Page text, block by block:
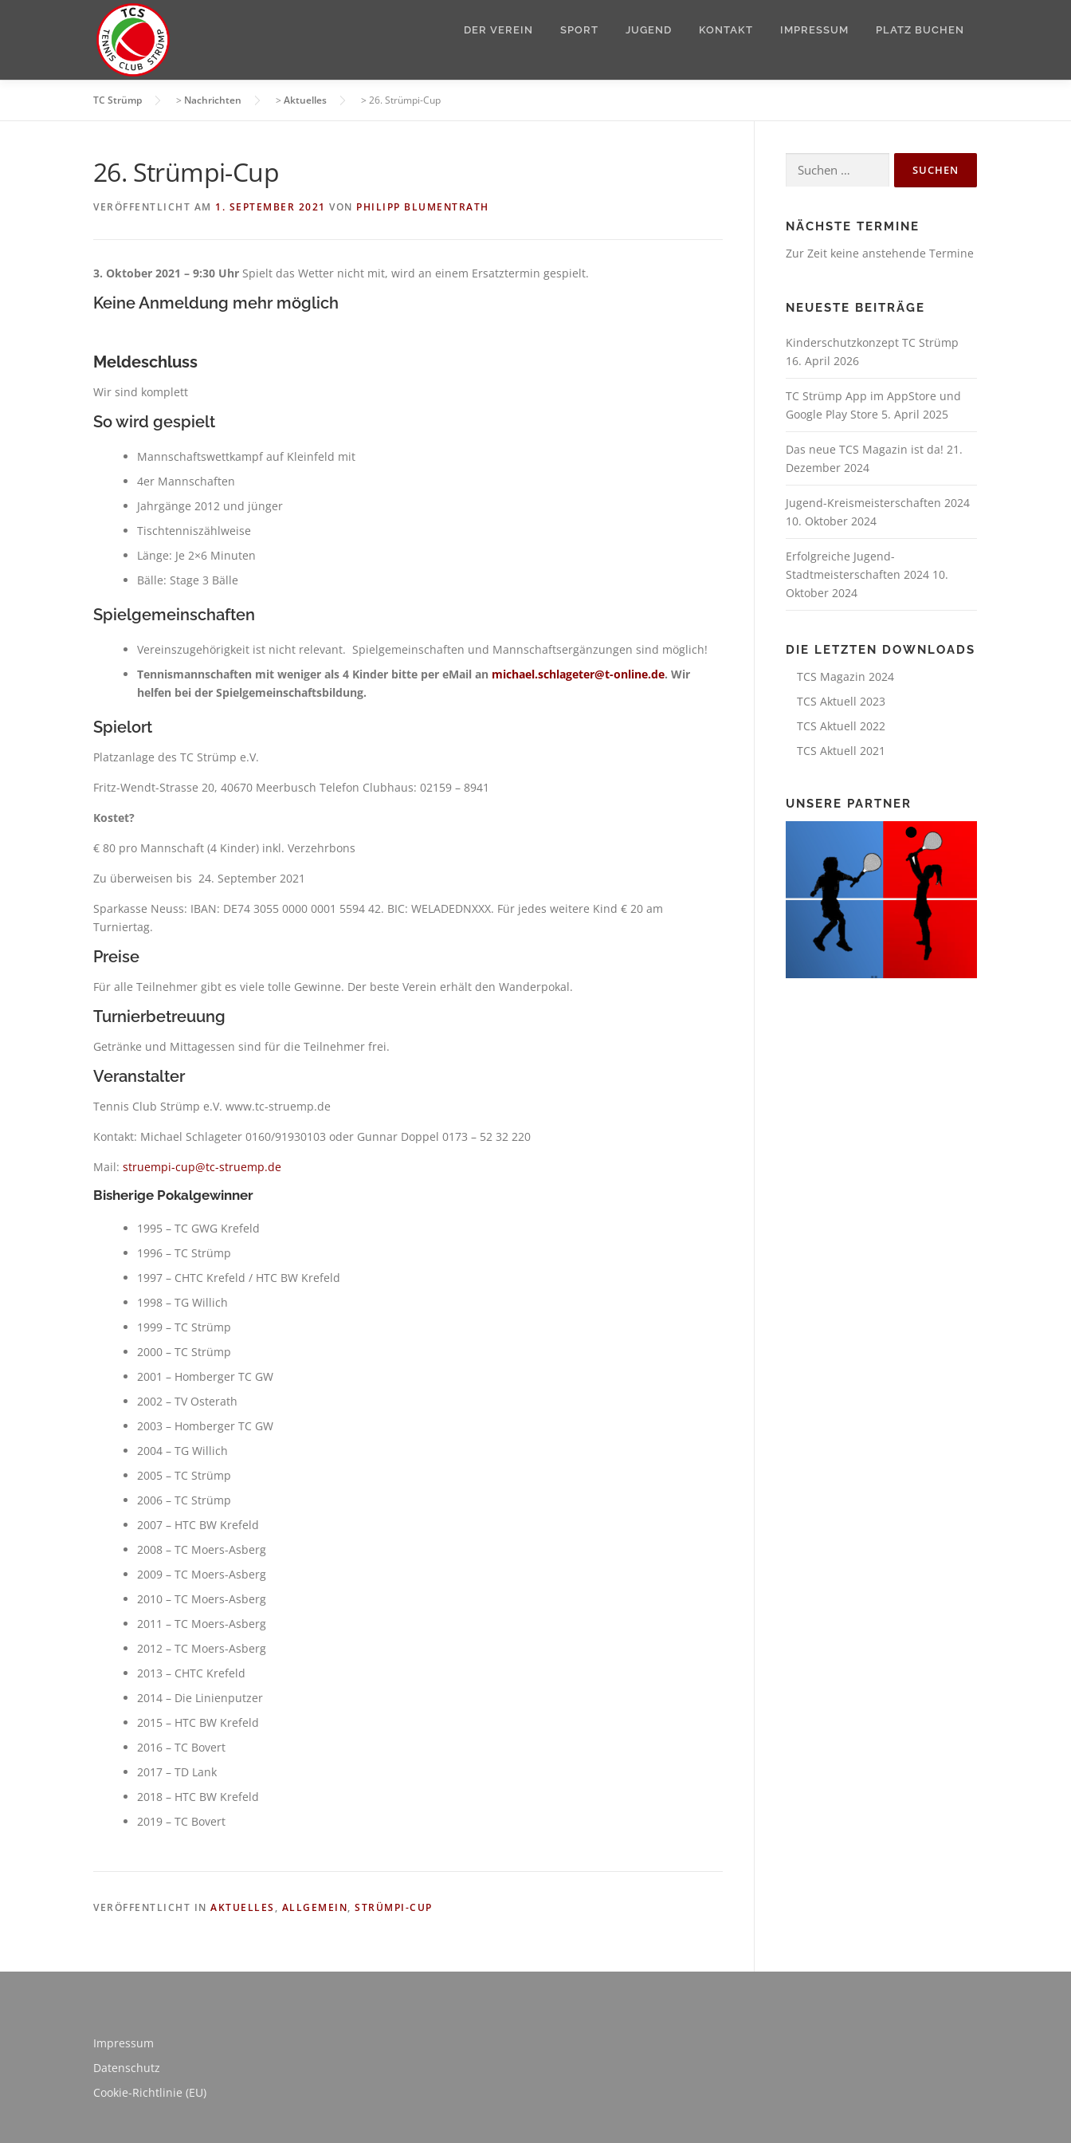
DER VEREIN SPORT JUGEND KONTAKT IMPRESSUM PLATZ BUCHEN
TC Strümp > Nachrichten > Aktuelles > 26. Strümpi-Cup
26. Strümpi-Cup
VERÖFFENTLICHT AM 1. SEPTEMBER 2021 VON PHILIPP BLUMENTRATH
3. Oktober 2021 – 9:30 Uhr Spielt das Wetter nicht mit, wird an einem Ersatztermin gespielt.
Keine Anmeldung mehr möglich
Meldeschluss
Wir sind komplett
So wird gespielt
Mannschaftswettkampf auf Kleinfeld mit
4er Mannschaften
Jahrgänge 2012 und jünger
Tischtenniszählweise
Länge: Je 2×6 Minuten
Bälle: Stage 3 Bälle
Spielgemeinschaften
Vereinszugehörigkeit ist nicht relevant. Spielgemeinschaften und Mannschaftsergänzungen sind möglich!
Tennismannschaften mit weniger als 4 Kinder bitte per eMail an michael.schlageter@t-online.de. Wir
helfen bei der Spielgemeinschaftsbildung.
Spielort
Platzanlage des TC Strümp e.V.
Fritz-Wendt-Strasse 20, 40670 Meerbusch Telefon Clubhaus: 02159 – 8941
Kostet?
€ 80 pro Mannschaft (4 Kinder) inkl. Verzehrbons
Zu überweisen bis 24. September 2021
Sparkasse Neuss: IBAN: DE74 3055 0000 0001 5594 42. BIC: WELADEDNXXX. Für jedes weitere Kind € 20 am
Turniertag.
Preise
Für alle Teilnehmer gibt es viele tolle Gewinne. Der beste Verein erhält den Wanderpokal.
Turnierbetreuung
Getränke und Mittagessen sind für die Teilnehmer frei.
Veranstalter
Tennis Club Strümp e.V. www.tc-struemp.de
Kontakt: Michael Schlageter 0160/91930103 oder Gunnar Doppel 0173 – 52 32 220
Mail: struempi-cup@tc-struemp.de
Bisherige Pokalgewinner
1995 – TC GWG Krefeld
1996 – TC Strümp
1997 – CHTC Krefeld / HTC BW Krefeld
1998 – TG Willich
1999 – TC Strümp
2000 – TC Strümp
2001 – Homberger TC GW
2002 – TV Osterath
2003 – Homberger TC GW
2004 – TG Willich
2005 – TC Strümp
2006 – TC Strümp
2007 – HTC BW Krefeld
2008 – TC Moers-Asberg
2009 – TC Moers-Asberg
2010 – TC Moers-Asberg
2011 – TC Moers-Asberg
2012 – TC Moers-Asberg
2013 – CHTC Krefeld
2014 – Die Linienputzer
2015 – HTC BW Krefeld
2016 – TC Bovert
2017 – TD Lank
2018 – HTC BW Krefeld
2019 – TC Bovert
VERÖFFENTLICHT IN AKTUELLES , ALLGEMEIN, STRÜMPI-CUP
Suchen
nach:
NÄCHSTE TERMINE
Zur Zeit keine anstehende Termine
NEUESTE BEITRÄGE
Kinderschutzkonzept TC Strümp
16. April 2026
TC Strümp App im AppStore und
Google Play Store 5. April 2025
Das neue TCS Magazin ist da! 21.
Dezember 2024
Jugend-Kreismeisterschaften 2024
10. Oktober 2024
Erfolgreiche Jugend-
Stadtmeisterschaften 2024 10.
Oktober 2024
DIE LETZTEN DOWNLOADS
TCS Magazin 2024
TCS Aktuell 2023
TCS Aktuell 2022
TCS Aktuell 2021
UNSERE PARTNER
Impressum
Datenschutz
Cookie-Richtlinie (EU)